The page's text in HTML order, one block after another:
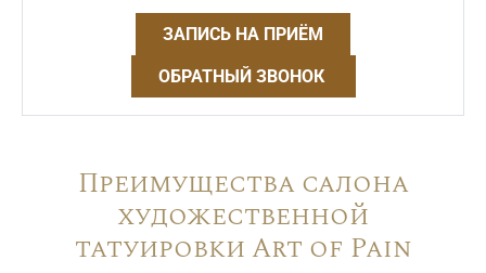
ЗАПИСЬ НА ПРИЁМ
ОБРАТНЫЙ ЗВОНОК
Преимущества салона
художественной
татуировки Art of Pain